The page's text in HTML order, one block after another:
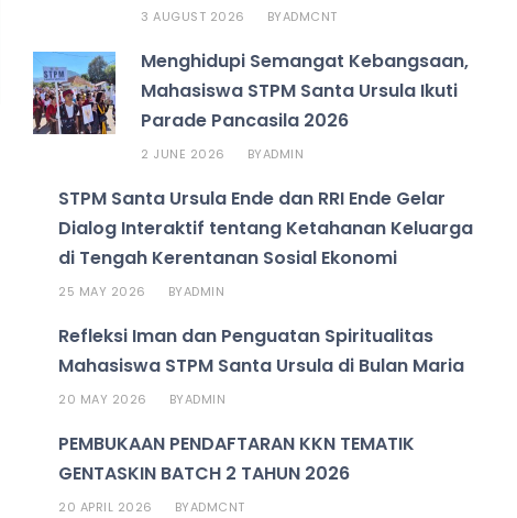
3 AUGUST 2026 BYADMCNT
Menghidupi Semangat Kebangsaan,
Mahasiswa STPM Santa Ursula Ikuti
Parade Pancasila 2026
2 JUNE 2026 BYADMIN
STPM Santa Ursula Ende dan RRI Ende Gelar
Dialog Interaktif tentang Ketahanan Keluarga
di Tengah Kerentanan Sosial Ekonomi
25 MAY 2026 BYADMIN
Refleksi Iman dan Penguatan Spiritualitas
Mahasiswa STPM Santa Ursula di Bulan Maria
20 MAY 2026 BYADMIN
PEMBUKAAN PENDAFTARAN KKN TEMATIK
GENTASKIN BATCH 2 TAHUN 2026
20 APRIL 2026 BYADMCNT